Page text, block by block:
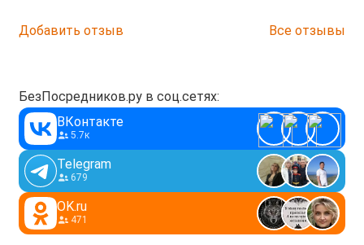
Добавить отзыв Все отзывы
БезПосредников.ру в соц.сетях:
ВКонтакте
5.7к
Telegram
679
OK.ru
471